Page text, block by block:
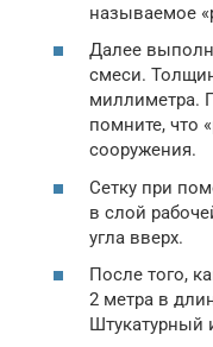
называемое
Далее
смеси.
миллиметра.
помните, что
сооружения.
Сетку при
в слой
угла вверх.
После того,
2 метра в
Штукатурный